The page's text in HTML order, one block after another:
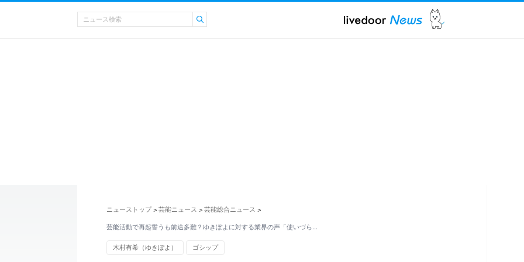
ニューストップ > 芸能ニュース > 芸能総合ニュース >
芸能活動で再起誓うも前途多難？ゆきぽよに対する業界の声「使いづら…
木村有希（ゆきぽよ） ゴシップ